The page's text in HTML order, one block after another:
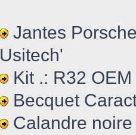
Jantes
Usitech'
Kit .: R32 OEM
Becquet
Calandre noire